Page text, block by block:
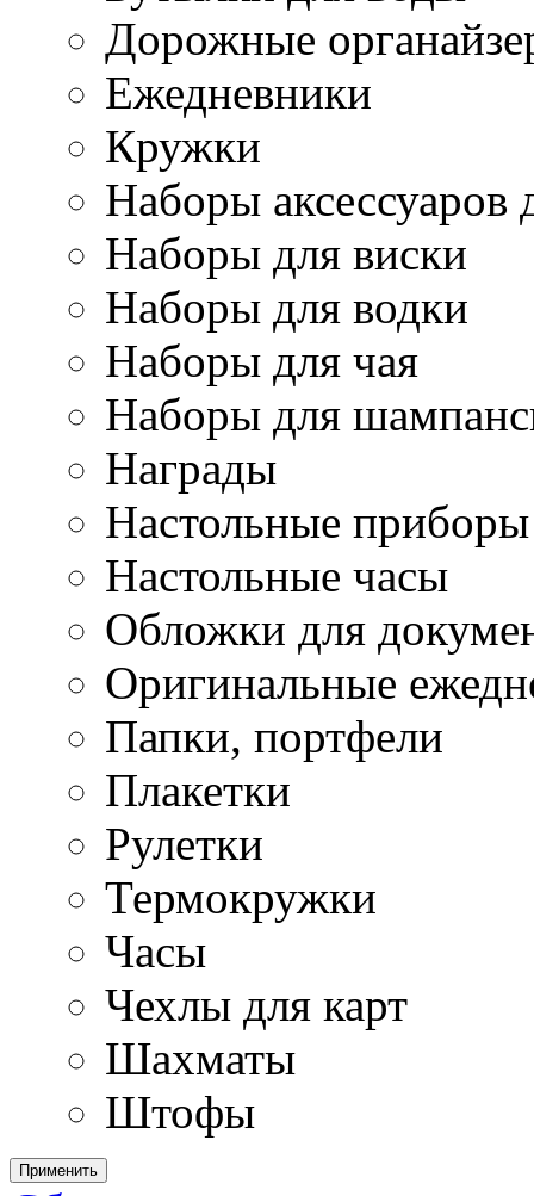
Дорожные
Ежедневники
Кружки
Наборы аксессуаров
Наборы для виски
Наборы для водки
Наборы для чая
Наборы для
Награды
Настольные приборы
Настольные часы
Обложки для
Оригинальные
Папки, портфели
Плакетки
Рулетки
Термокружки
Часы
Чехлы для карт
Шахматы
Штофы
Применить